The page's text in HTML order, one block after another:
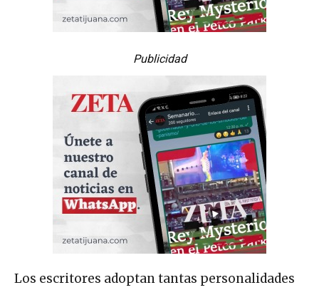
Publicidad
Los escritores adoptan tantas personalidades